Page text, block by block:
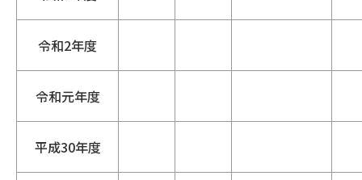
令和2年度
令和元年度
平成30年度